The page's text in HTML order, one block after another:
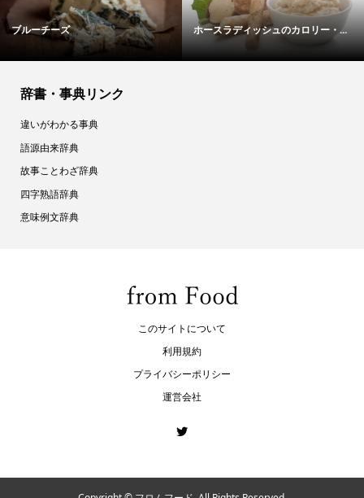
ブルーチーズ ホースラディッシュのカロリー・...
辞書・事典リンク
違いがわかる事典
語源由来辞典
故事ことわざ辞典
四字熟語辞典
意味例文辞典
このサイトについて
利用規約
プライバシーポリシー
運営会社